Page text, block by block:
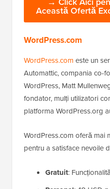
Această Ofertă
WordPress.com
WordPress.com este un
Automattic, compania co-
WordPress, Matt
fondator, mulți utilizatori
platforma WordPress.org
WordPress.com oferă mai
pentru a satisface nevoile
Gratuit: